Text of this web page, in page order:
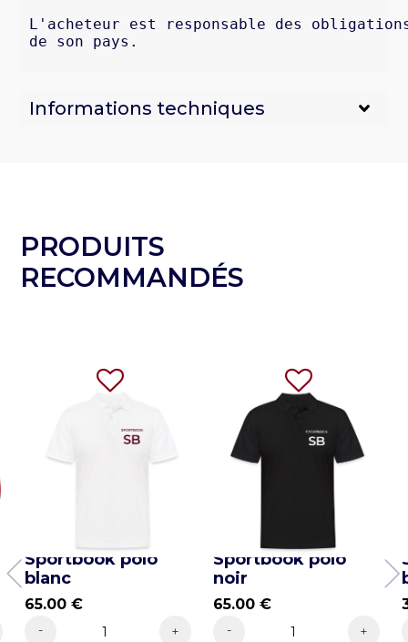
L'acheteur est responsable des
de son pays.
Informations techniques
PRODUITS
RECOMMANDÉS
Sportbook polo
blanc
65.00€
- +
Sportbook polo
noir
65.00€
- +